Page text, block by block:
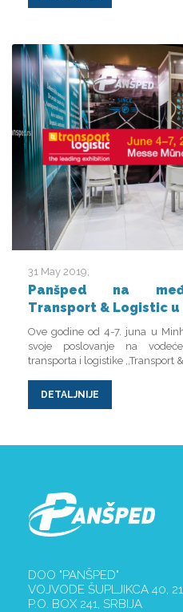
31 May 2019
Panšped na
Transport & Logistic u
Ove godine od 4-7. juna u
svoje poslovanje na
transporta i logistike ,,Transport &
DETALJNIJE
DOO "PANŠPED"
VOJVODE ŠUPLJIKCA 40,
P.O. BOX 241, SRBIJA